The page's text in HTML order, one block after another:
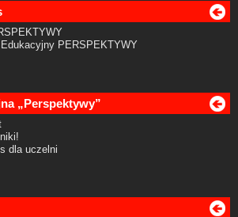
PERSPEKTYWY
„Perspektywy”
dla uczelni